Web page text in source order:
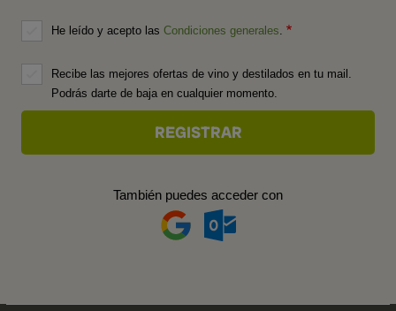
He leído y acepto las Condiciones generales.
Recibe las mejores ofertas de vino y destilados en tu mail.
Podrás darte de baja en cualquier momento.
También puedes acceder con